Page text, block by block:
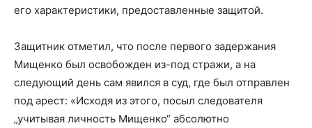
его характеристики, предоставленные защитой.
Защитник отметил, что после первого задержания
Мищенко был освобожден из-под стражи, а на
следующий день сам явился в суд, где был отправлен
под арест: «Исходя из этого, посыл следователя
„учитывая личность Мищенко“ абсолютно